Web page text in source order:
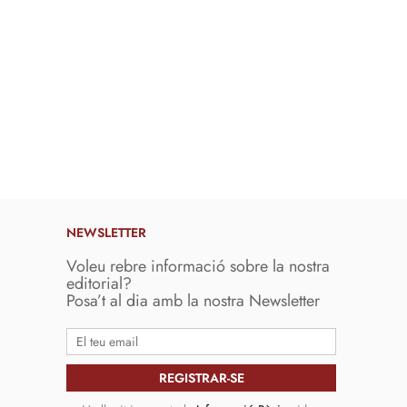
NEWSLETTER
Voleu rebre informació sobre la nostra
editorial?
Posa’t al dia amb la nostra Newsletter